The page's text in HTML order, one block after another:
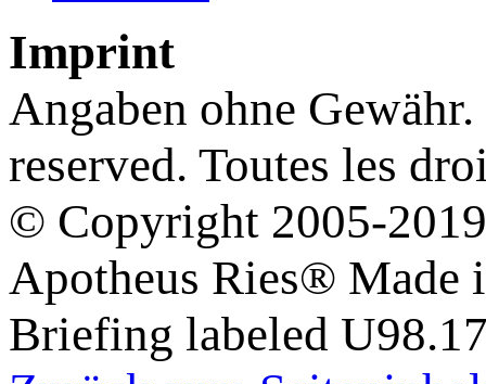
Imprint
Angaben ohne
reserved. Toutes les
© Copyright 2005-
Apotheus Ries® Made
Briefing labeled